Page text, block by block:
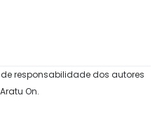
responsabilidade dos autores
On.